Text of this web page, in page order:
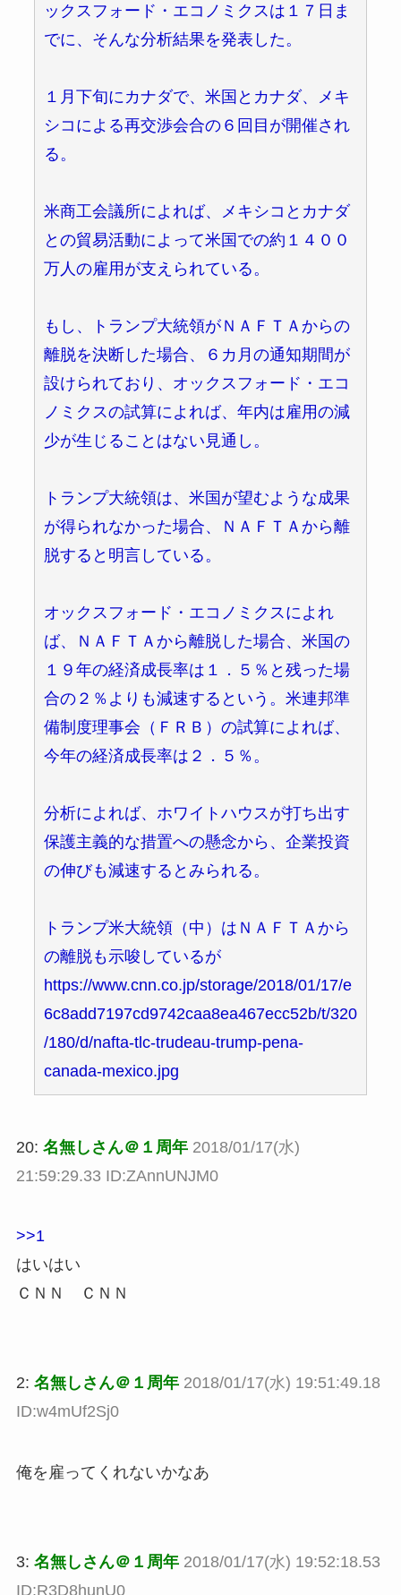
ックスフォード・エコノミクスは１７日ま
でに、そんな分析結果を発表した。
１月下旬にカナダで、米国とカナダ、メキ
シコによる再交渉会合の６回目が開催され
る。
米商工会議所によれば、メキシコとカナダ
との貿易活動によって米国での約１４００
万人の雇用が支えられている。
もし、トランプ大統領がＮＡＦＴＡからの
離脱を決断した場合、６カ月の通知期間が
設けられており、オックスフォード・エコ
ノミクスの試算によれば、年内は雇用の減
少が生じることはない見通し。
トランプ大統領は、米国が望むような成果
が得られなかった場合、ＮＡＦＴＡから離
脱すると明言している。
オックスフォード・エコノミクスによれ
ば、ＮＡＦＴＡから離脱した場合、米国の
１９年の経済成長率は１．５％と残った場
合の２％よりも減速するという。米連邦準
備制度理事会（ＦＲＢ）の試算によれば、
今年の経済成長率は２．５％。
分析によれば、ホワイトハウスが打ち出す
保護主義的な措置への懸念から、企業投資
の伸びも減速するとみられる。
トランプ米大統領（中）はＮＡＦＴＡから
の離脱も示唆しているが
https://www.cnn.co.jp/storage/2018/01/17/e
6c8add7197cd9742caa8ea467ecc52b/t/320
/180/d/nafta-tlc-trudeau-trump-pena-
canada-mexico.jpg
20: 名無しさん＠１周年 2018/01/17(水)
21:59:29.33 ID:ZAnnUNJM0
>>1
はいはい
ＣＮＮ ＣＮＮ
2: 名無しさん＠１周年 2018/01/17(水) 19:51:49.18
ID:w4mUf2Sj0
俺を雇ってくれないかなあ
3: 名無しさん＠１周年 2018/01/17(水) 19:52:18.53
ID:R3D8hunU0